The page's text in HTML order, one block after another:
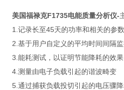
美国福禄克F1735电能质量分析仪-
1.记录长至45天的功率和相关的参数
2.基于用户自定义的平均时间间隔
3.能耗测试，以证明节能降耗的效果
4.测量由电子负载引起的谐波畸变
5.通过捕获负载投切引起的电压骤